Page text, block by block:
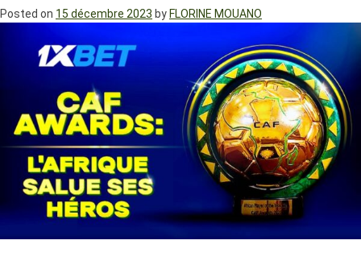
Posted on 15 décembre 2023 by FLORINE MOUANO